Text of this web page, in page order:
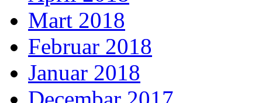
Mart 2018
Februar 2018
Januar 2018